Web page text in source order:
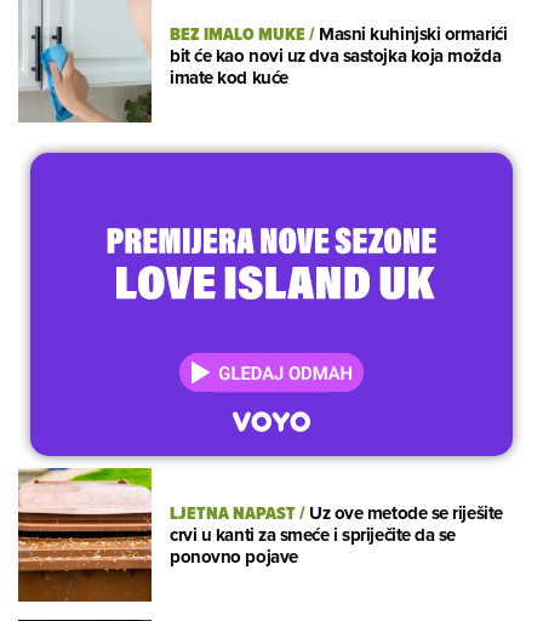
BEZ IMALO MUKE/Masni kuhinjski ormarići
bit će kao novi uz dva sastojka koja možda
imate kod kuće
LJETNA NAPAST/Uz ove metode se riješite
crvi u kanti za smeće i spriječite da se
ponovno pojave